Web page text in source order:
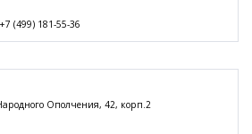
(499) 181-55-36
Ополчения, 42, корп.2